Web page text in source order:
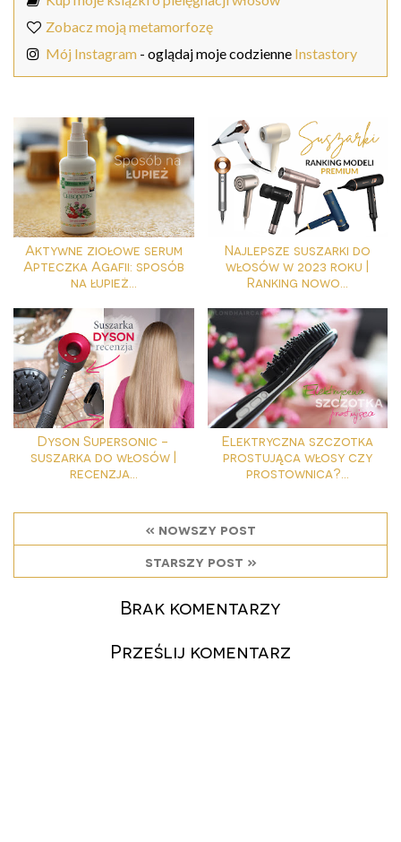
Zobacz moją metamorfozę
Mój Instagram - oglądaj moje codzienne Instastory
Aktywne ziołowe serum
Apteczka Agafii: sposób
na łupież...
Najlepsze suszarki do
włosów w 2023 roku |
Ranking nowo...
Dyson Supersonic -
suszarka do włosów |
recenzja...
Elektryczna szczotka
prostująca włosy czy
prostownica?...
« nowszy post
starszy post »
Brak komentarzy
Prześlij komentarz